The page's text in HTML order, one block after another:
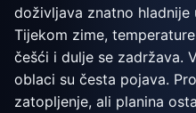
doživljava znatno
Tijekom zime,
češći i dulje se zadržava.
oblaci su česta pojava.
zatopljenje, ali planina